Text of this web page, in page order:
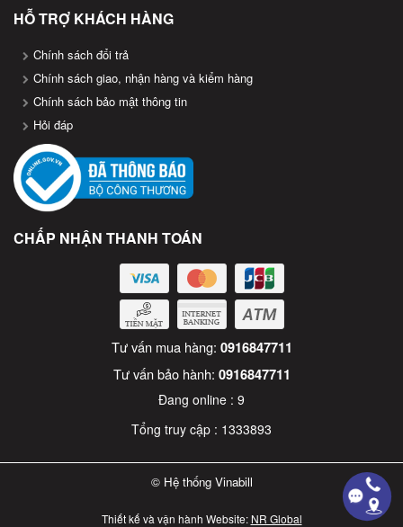
HỖ TRỢ KHÁCH HÀNG
Chính sách đổi trả
Chính sách giao, nhận hàng và kiểm hàng
Chính sách bảo mật thông tin
Hỏi đáp
CHẤP NHẬN THANH TOÁN
Tư vấn mua hàng: 0916847711
Tư vấn bảo hành: 0916847711
Đang online : 9
Tổng truy cập : 1333893
© Hệ thống Vinabill
Thiết kế và vận hành Website: NR Global